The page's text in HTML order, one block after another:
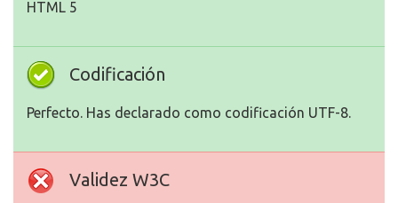
HTML 5
Codificación
Perfecto. Has declarado como codificación UTF-8.
Validez W3C